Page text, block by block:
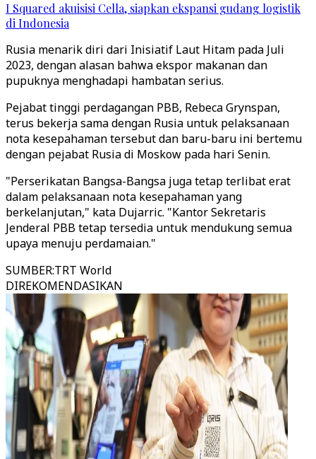
I Squared akuisisi Cella, siapkan ekspansi gudang logistik
di Indonesia
Rusia menarik diri dari Inisiatif Laut Hitam pada Juli
2023, dengan alasan bahwa ekspor makanan dan
pupuknya menghadapi hambatan serius.
Pejabat tinggi perdagangan PBB, Rebeca Grynspan,
terus bekerja sama dengan Rusia untuk pelaksanaan
nota kesepahaman tersebut dan baru-baru ini bertemu
dengan pejabat Rusia di Moskow pada hari Senin.
"Perserikatan Bangsa-Bangsa juga tetap terlibat erat
dalam pelaksanaan nota kesepahaman yang
berkelanjutan," kata Dujarric. "Kantor Sekretaris
Jenderal PBB tetap tersedia untuk mendukung semua
upaya menuju perdamaian."
SUMBER:TRT World
DIREKOMENDASIKAN